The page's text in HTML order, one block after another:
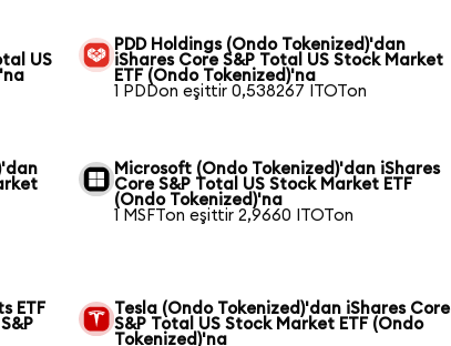
US
PDD Holdings (Ondo Tokenized)'dan
iShares Core S&P Total US Stock Market
ETF (Ondo Tokenized)'na
1 PDDon eşittir 0,538267 ITOTon
Microsoft (Ondo Tokenized)'dan iShares
Core S&P Total US Stock Market ETF
(Ondo Tokenized)'na
1 MSFTon eşittir 2,9660 ITOTon
ETF
Tesla (Ondo Tokenized)'dan iShares Core
S&P Total US Stock Market ETF (Ondo
Tokenized)'na